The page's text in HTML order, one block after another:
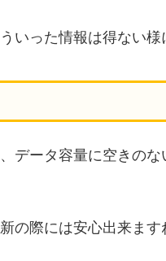
いった情報は得ない様
データ容量に空きのな
の際には安心出来ます